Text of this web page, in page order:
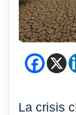
La crisis